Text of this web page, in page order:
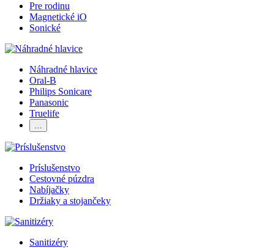
Pre rodinu
Magnetické iO
Sonické
Náhradné hlavice
Oral-B
Philips Sonicare
Panasonic
Truelife
…
Príslušenstvo
Cestovné púzdra
Nabíjačky
Držiaky a stojančeky
Sanitizéry